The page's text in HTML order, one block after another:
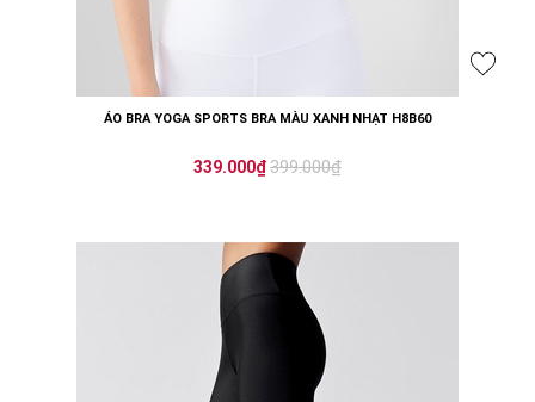
ÁO BRA YOGA SPORTS BRA MÀU XANH NHẠT H8B60
339.000₫399.000₫